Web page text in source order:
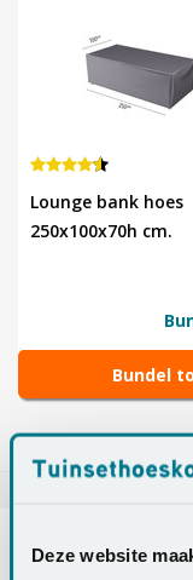
Deze website
Lounge bank hoes
250x100x70h cm.
Bundel